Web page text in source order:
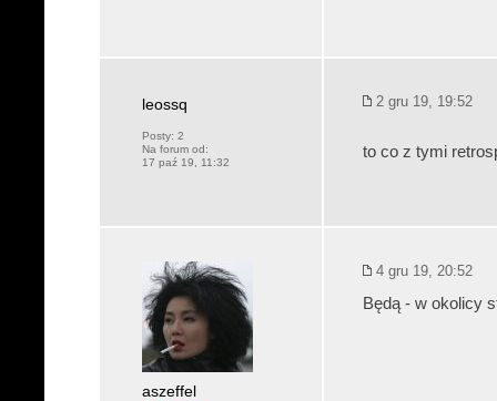
leossq
Posty: 2
Na forum od:
17 paź 19, 11:32
2 gru 19, 19:52
to co z tymi
aszeffel
4 gru 19, 20:52
Będą - w okolicy